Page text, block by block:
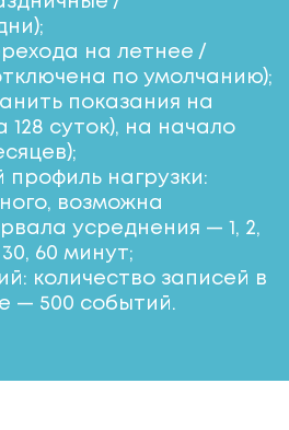
на летнее /
по умолчанию);
показания на
128 суток), на начало
нагрузки:
возможна
усреднения — 1, 2,
30, 60 минут;
количество записей в
— 500 событий.